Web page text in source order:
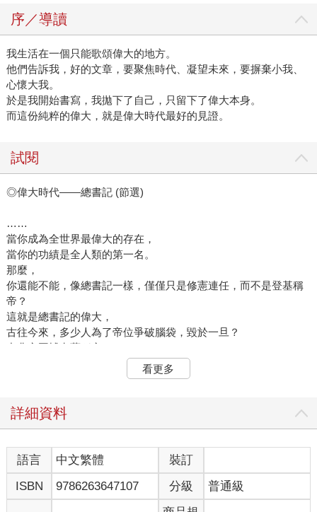
序／導讀
我生活在一個只能歌頌偉大的地方。
他們告訴我，好的文章，要聚焦時代、凝望未來，要摒棄小我、
心懷大我。
於是我開始書寫，我拋下了自己，只留下了偉大本身。
而這份純粹的偉大，就是偉大時代最好的見證。
試閱
◎偉大時代——總書記 (節選)
……
當你成為全世界最偉大的存在，
當你的功績是全人類的第一名。
那麼，
你還能不能，像總書記一樣，僅僅只是修憲連任，而不是登基稱
帝？
這就是總書記的偉大，
古往今來，多少人為了帝位爭破腦袋，毀於一旦？
中非帝國博卡薩稱帝了，
納粹德國希特勒自稱國家元首。
他們沒有那麼偉大，他們都沒有抵禦住權力的誘惑，
他對皇位毫不追求，
「我要當皇帝。」
總書記參與過無數活動，
但他從來沒有讓百姓磕頭謝恩。
這難道還不能說明總書記的偉大嗎？
看更多
詳細資料
語言 中文繁體
裝訂
ISBN
9786263647107 分級
普通級